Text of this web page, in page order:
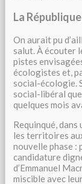
La
On aurait pu
salut. À écouter
pistes
écologistes et,
social-écologie.
social-libéral
quelques mois
Requinqué,
les territoires
nouvelle phase :
candidature
d’Emmanuel
miscible avec